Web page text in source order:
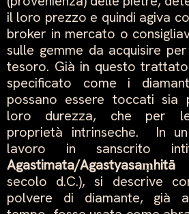
il loro prezzo e quindi agiva
broker in mercato o
sulle gemme da acquisire
tesoro. Già in questo
specificato come i
possano essere toccati sia
loro durezza, che per
proprietà intrinseche. In
lavoro in sanscrito
Agastimata/Agastyasaṃhitā
secolo d.C.), si descrive
polvere di diamante, già